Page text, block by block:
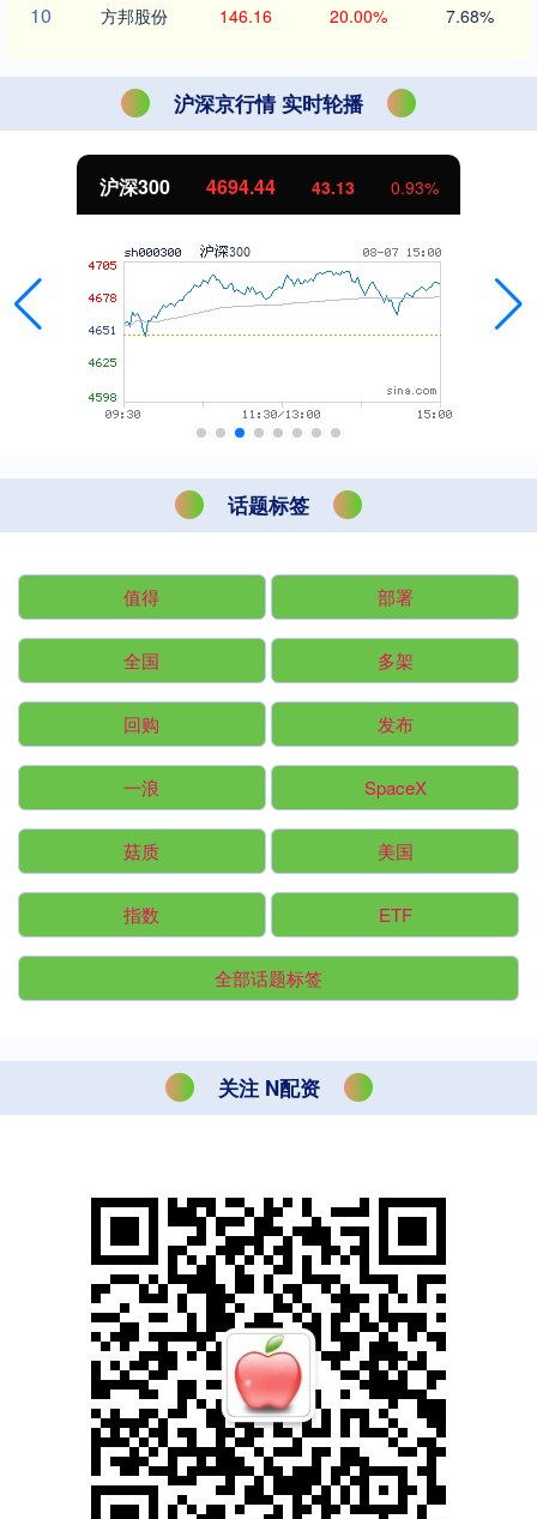
10 方邦股份 146.16 20.00% 7.68%
沪深京行情 实时轮播
沪深300 4694.44 43.13 0.93%
话题标签
值得 部署
全国 多架
回购 发布
一浪 SpaceX
菇质 美国
指数 ETF
全部话题标签
关注 N配资